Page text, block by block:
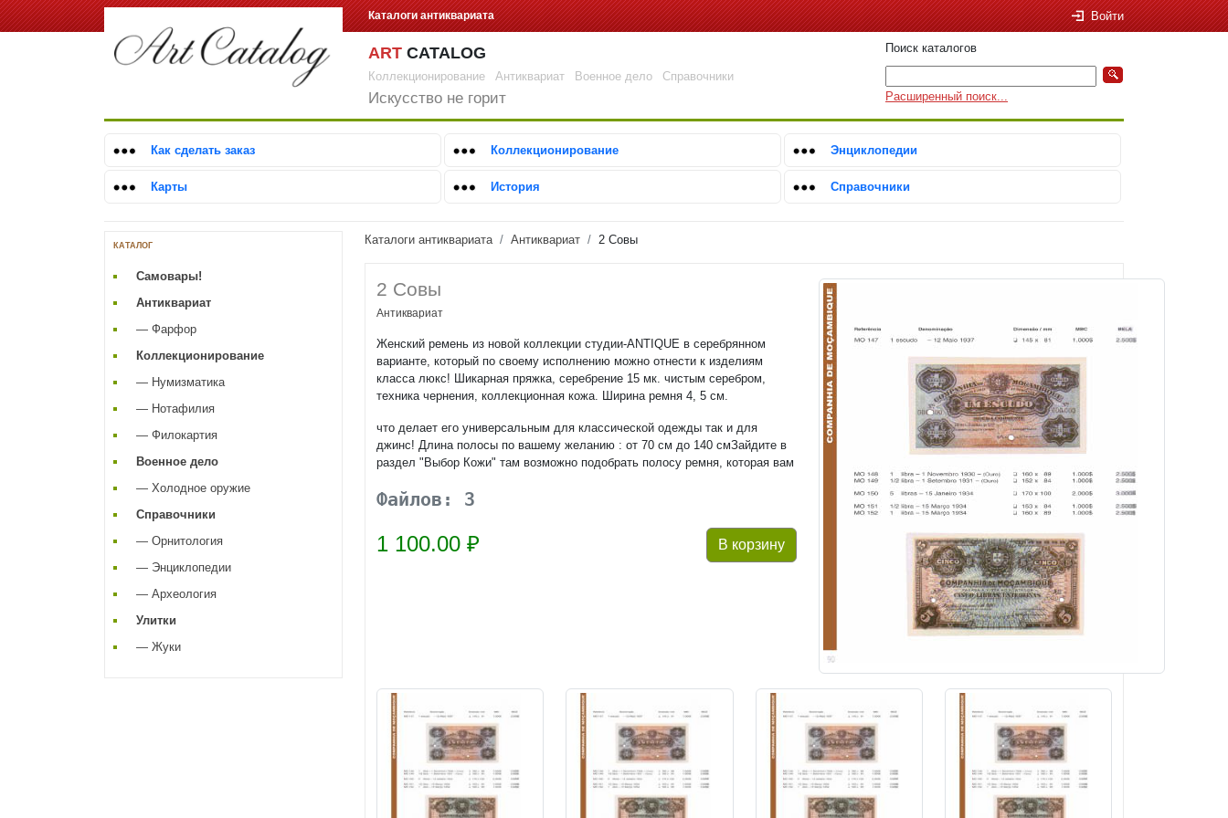
Каталоги антиквариата
ART CATALOG
Коллекционирование Антиквариат Военное дело Справочники
Искусство не горит
Войти
Поиск каталогов
Расширенный поиск...
Как сделать заказ Коллекционирование Энциклопедии
Карты История Справочники
КАТАЛОГ
Самовары!
Антиквариат
— Фарфор
Коллекционирование
— Нумизматика
— Нотафилия
— Филокартия
Военное дело
— Холодное оружие
Справочники
— Орнитология
— Энциклопедии
— Археология
Улитки
— Жуки
Каталоги антиквариата Антиквариат 2 Совы
2 Совы
Антиквариат
Женский ремень из новой коллекции студии-ANTIQUE в серебрянном
варианте, который по своему исполнению можно отнести к изделиям
класса люкс! Шикарная пряжка, серебрение 15 мк. чистым серебром,
техника чернения, коллекционная кожа. Ширина ремня 4, 5 см.
что делает его универсальным для классической одежды так и для
джинс! Длина полосы по вашему желанию : от 70 см до 140 смЗайдите в
раздел "Выбор Кожи" там возможно подобрать полосу ремня, которая вам
Файлов: 3
1 100.00 ₽ В корзину